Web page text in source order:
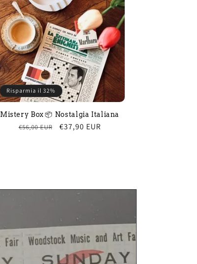
Risparmia il 32%
Mistery Box 📦 Nostalgia Italiana
Prezzo
€56,00 EUR
Prezzo
€37,90 EUR